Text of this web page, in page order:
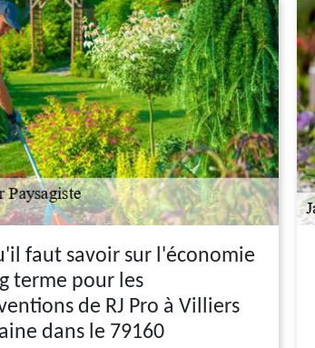
faut savoir sur l'économie
terme pour les
de RJ Pro à Villiers
dans le 79160